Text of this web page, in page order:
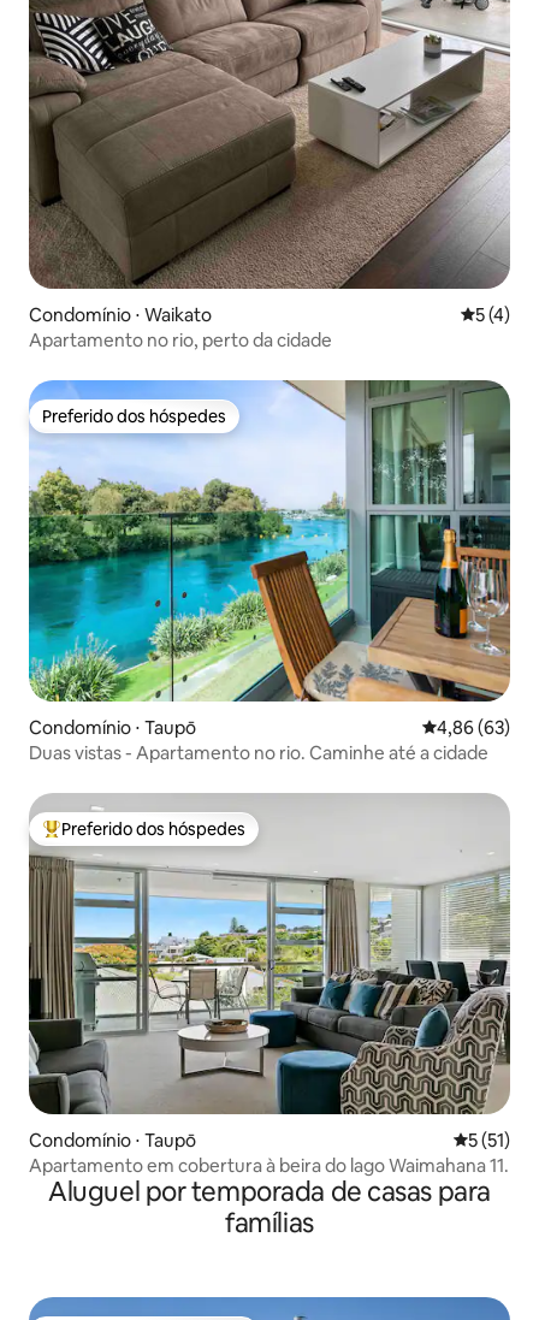
Condomínio ⋅ Waikato 5 de
5 (4)
Apartamento no rio, perto da cidade
Preferido dos hóspedes
Preferido dos hóspedes
Condomínio ⋅ Taupō 4,86 de uma
4,86 (63)
Duas vistas - Apartamento no rio. Caminhe até a cidade
Entre os melhores preferidos dos hóspedes
Preferido dos hóspedes
Condomínio ⋅ Taupō 5 de uma
5 (51)
Apartamento em cobertura à beira do lago Waimahana 11.
Aluguel por temporada de casas para
famílias